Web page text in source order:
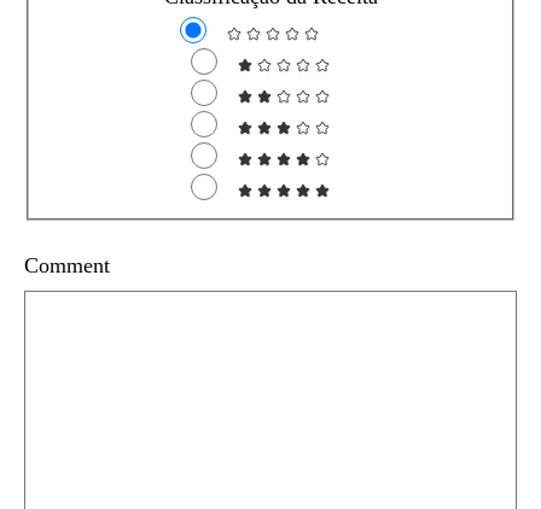
Comment